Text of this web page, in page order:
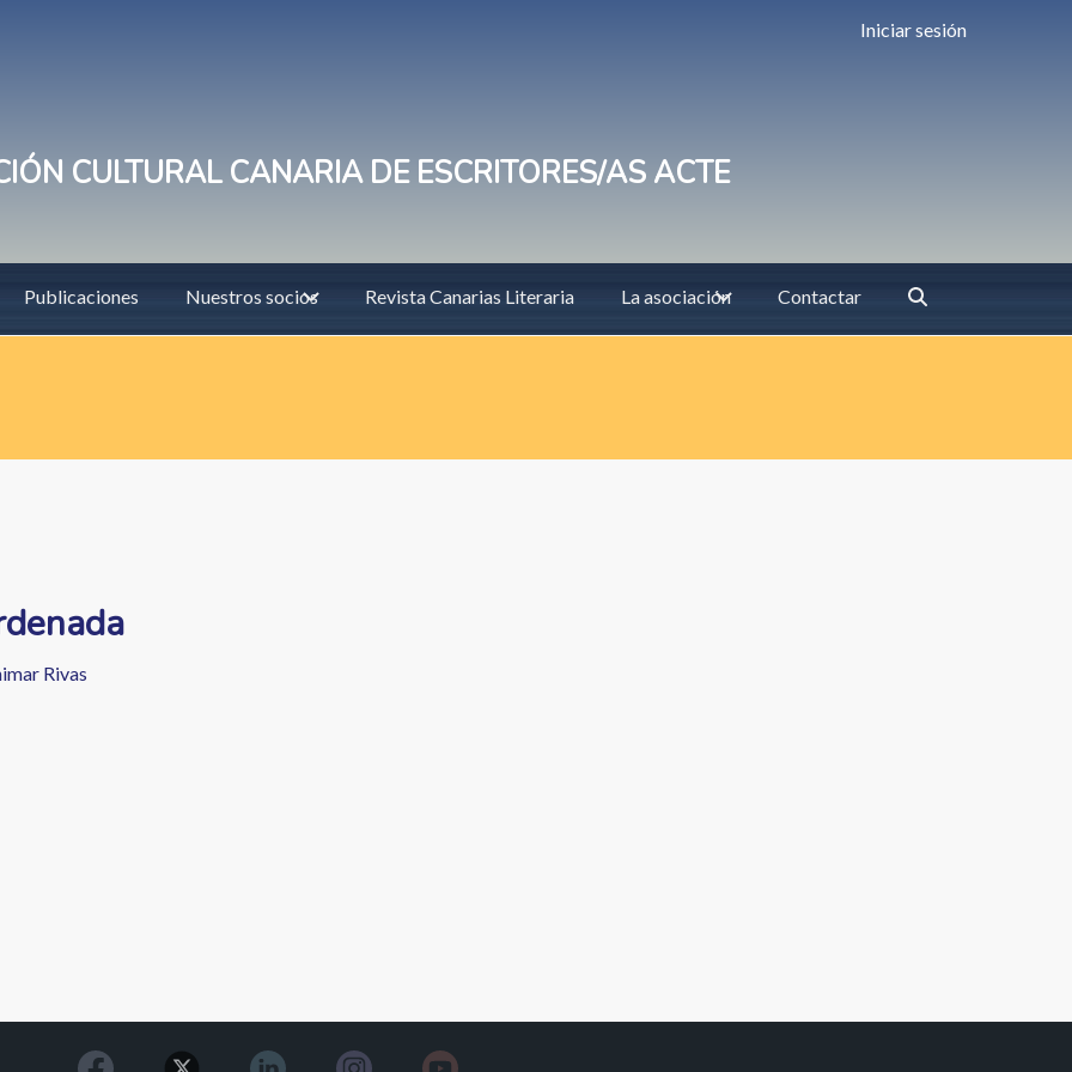
Iniciar sesión
CULTURAL CANARIA DE ESCRITORES/AS ACTE
Publicaciones Nuestros socios Revista Canarias Literaria La asociación Contactar
Rivas